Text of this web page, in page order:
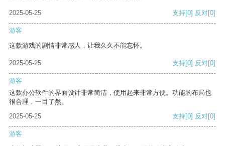
2025-05-25 支持[0] 反对[0]
游客
这款游戏的剧情非常感人，让我久久不能忘怀。
2025-05-25 支持[0] 反对[0]
游客
这款办公软件的界面设计非常简洁，使用起来非常方便。功能的布局也
很合理，一目了然。
2025-05-25
支持[0] 反对[0]
游客